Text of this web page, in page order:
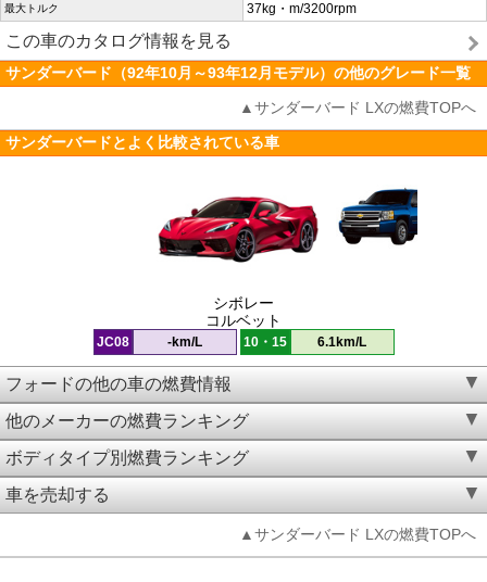
最大トルク 37kg・m/3200rpm
この車のカタログ情報を見る
サンダーバード（92年10月～93年12月モデル）の他のグレード一覧
▲サンダーバード LXの燃費TOPへ
サンダーバードとよく比較されている車
シボレー
コルベット
JC08 -km/L 10・15 6.1km/L
フォードの他の車の燃費情報
他のメーカーの燃費ランキング
ボディタイプ別燃費ランキング
車を売却する
▲サンダーバード LXの燃費TOPへ